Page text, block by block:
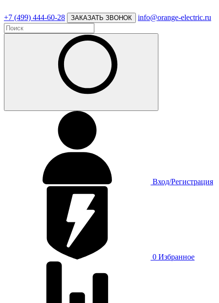
+7 (499) 444-60-28 ЗАКАЗАТЬ ЗВОНОК info@orange-electric.ru
Вход/Регистрация
0 Избранное